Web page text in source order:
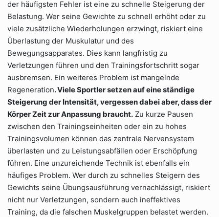
der häufigsten Fehler ist eine zu schnelle Steigerung der
Belastung. Wer seine Gewichte zu schnell erhöht oder zu
viele zusätzliche Wiederholungen erzwingt, riskiert eine
Überlastung der Muskulatur und des
Bewegungsapparates. Dies kann langfristig zu
Verletzungen führen und den Trainingsfortschritt sogar
ausbremsen. Ein weiteres Problem ist mangelnde
Regeneration. Viele Sportler setzen auf eine ständige
Steigerung der Intensität, vergessen dabei aber, dass der
Körper Zeit zur Anpassung braucht. Zu kurze Pausen
zwischen den Trainingseinheiten oder ein zu hohes
Trainingsvolumen können das zentrale Nervensystem
überlasten und zu Leistungsabfällen oder Erschöpfung
führen. Eine unzureichende Technik ist ebenfalls ein
häufiges Problem. Wer durch zu schnelles Steigern des
Gewichts seine Übungsausführung vernachlässigt, riskiert
nicht nur Verletzungen, sondern auch ineffektives
Training, da die falschen Muskelgruppen belastet werden.